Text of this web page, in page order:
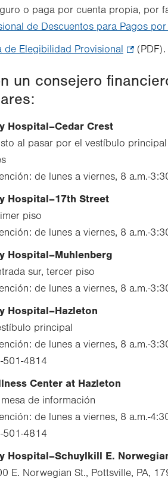
o paga por cuenta propia, por
de Descuentos para Pagos
de Elegibilidad Provisional
in
(PDF).
un consejero
Hospital–Cedar Crest
al pasar por el vestíbulo
de lunes a viernes, 8 a.m.-
Hospital–17th Street
piso
de lunes a viernes, 8 a.m.-
Hospital–Muhlenberg
sur, tercer piso
de lunes a viernes, 8 a.m.-
Hospital–Hazleton
principal
de lunes a viernes, 8 a.m.-
501-4814
Center at Hazleton
de información
de lunes a viernes, 8 a.m.-
501-4814
Hospital–Schuylkill E.
E. Norwegian St., Pottsville, PA,